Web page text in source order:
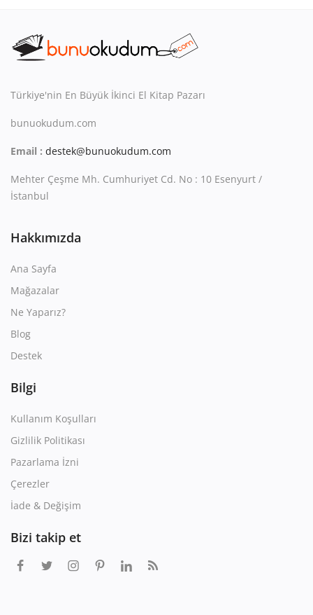
Türkiye'nin En Büyük İkinci El Kitap Pazarı
bunuokudum.com
Email : destek@bunuokudum.com
Mehter Çeşme Mh. Cumhuriyet Cd. No : 10 Esenyurt /
İstanbul
Hakkımızda
Ana Sayfa
Mağazalar
Ne Yaparız?
Blog
Destek
Bilgi
Kullanım Koşulları
Gizlilik Politikası
Pazarlama İzni
Çerezler
İade & Değişim
Bizi takip et